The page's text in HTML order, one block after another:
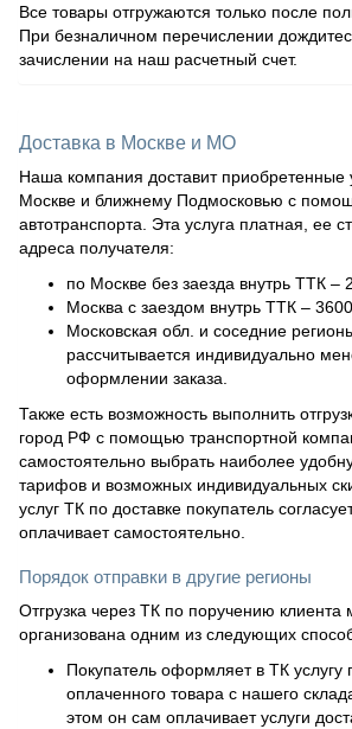
Все товары отгружаются только после
При безналичном перечислении
зачислении на наш расчетный счет.
Доставка в Москве и МО
Наша компания доставит приобретенные
Москве и ближнему Подмосковью с
автотранспорта. Эта услуга платная, ее
адреса получателя:
по Москве без заезда внутрь ТТК –
Москва с заездом внутрь ТТК –
Московская обл. и соседние
рассчитывается индивидуально
оформлении заказа.
Также есть возможность выполнить
город РФ с помощью транспортной
самостоятельно выбрать наиболее
тарифов и возможных индивидуальных
услуг ТК по доставке покупатель
оплачивает самостоятельно.
Порядок отправки в другие регионы
Отгрузка через ТК по поручению клиента
организована одним из следующих
Покупатель оформляет в ТК услугу
оплаченного товара с нашего
этом он сам оплачивает услуги